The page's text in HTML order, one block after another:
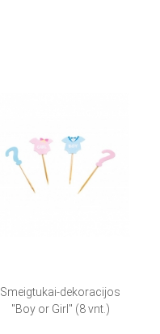
Smeigtukai-dekoracijos
"Boy or Girl" (8 vnt.)